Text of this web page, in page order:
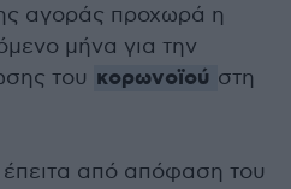
αγοράς προχωρά η
μήνα για την
του κορωνοϊού στη
έπειτα από απόφαση του